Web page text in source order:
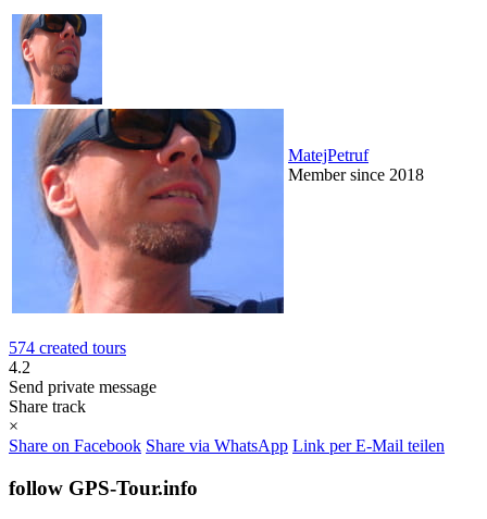
MatejPetruf
Member since 2018
574 created tours
4.2
Send private message
Share track
×
Share on Facebook Share via WhatsApp Link per E-Mail teilen
follow GPS-Tour.info